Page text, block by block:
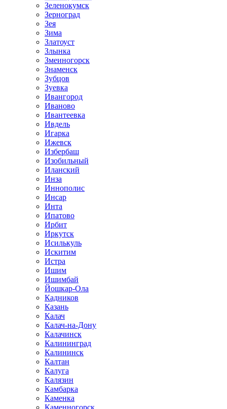
Зеленокумск
Зерноград
Зея
Зима
Златоуст
Злынка
Змеиногорск
Знаменск
Зубцов
Зуевка
Ивангород
Иваново
Ивантеевка
Ивдель
Игарка
Ижевск
Избербаш
Изобильный
Иланский
Инза
Иннополис
Инсар
Инта
Ипатово
Ирбит
Иркутск
Исилькуль
Искитим
Истра
Ишим
Ишимбай
Йошкар-Ола
Кадников
Казань
Калач
Калач-на-Дону
Калачинск
Калининград
Калининск
Калтан
Калуга
Калязин
Камбарка
Каменка
Каменногорск